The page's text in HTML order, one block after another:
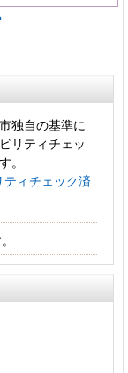
独自の基準に
リティチェッ
。
ティチェック済